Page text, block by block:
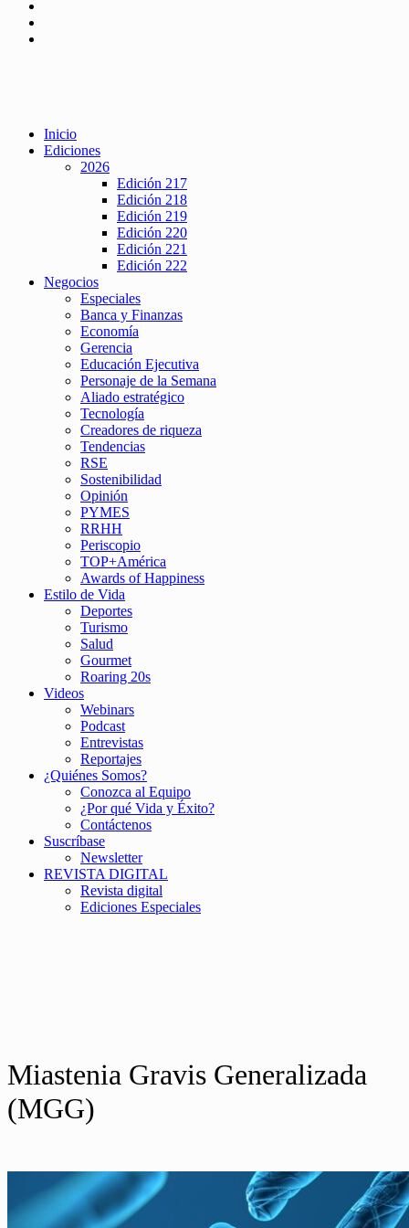
Inicio
Ediciones
2026
Edición 217
Edición 218
Edición 219
Edición 220
Edición 221
Edición 222
Negocios
Especiales
Banca y Finanzas
Economía
Gerencia
Educación Ejecutiva
Personaje de la Semana
Aliado estratégico
Tecnología
Creadores de riqueza
Tendencias
RSE
Sostenibilidad
Opinión
PYMES
RRHH
Periscopio
TOP+América
Awards of Happiness
Estilo de Vida
Deportes
Turismo
Salud
Gourmet
Roaring 20s
Videos
Webinars
Podcast
Entrevistas
Reportajes
¿Quiénes Somos?
Conozca al Equipo
¿Por qué Vida y Éxito?
Contáctenos
Suscríbase
Newsletter
REVISTA DIGITAL
Revista digital
Ediciones Especiales
Miastenia Gravis Generalizada
(MGG)